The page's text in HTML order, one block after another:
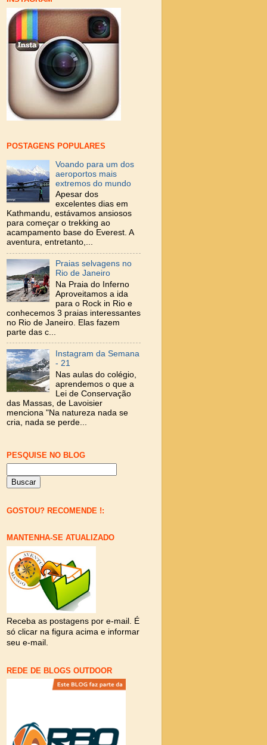
POSTAGENS POPULARES
Voando para um dos
aeroportos mais
extremos do mundo
Apesar dos
excelentes dias em
Kathmandu, estávamos ansiosos
para começar o trekking ao
acampamento base do Everest. A
aventura, entretanto,...
Praias selvagens no
Rio de Janeiro
Na Praia do Inferno
Aproveitamos a ida
para o Rock in Rio e
conhecemos 3 praias interessantes
no Rio de Janeiro. Elas fazem
parte das c...
Instagram da Semana
- 21
Nas aulas do colégio,
aprendemos o que a
Lei de Conservação
das Massas, de Lavoisier
menciona "Na natureza nada se
cria, nada se perde...
PESQUISE NO BLOG
GOSTOU? RECOMENDE !:
MANTENHA-SE ATUALIZADO
Receba as postagens por e-mail. É
só clicar na figura acima e informar
seu e-mail.
REDE DE BLOGS OUTDOOR